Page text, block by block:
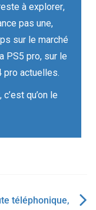
à explorer,
pas une,
sur le marché
PS5 pro, sur le
pro actuelles.
, c’est qu’on le
téléphonique,